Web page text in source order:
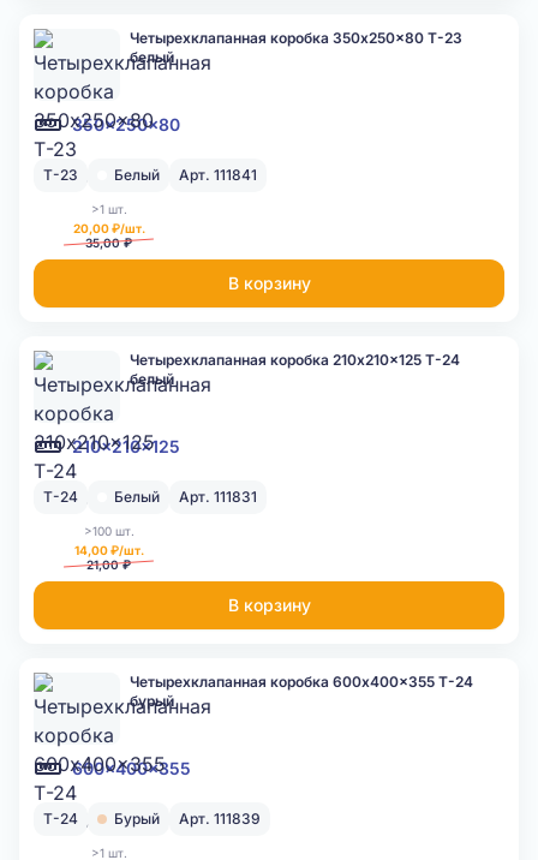
350x250x80
Четырехклапанная коробка 350x250x80 Т-23
белый
Т-23 Белый Арт. 111841
>1 шт.
20,00 ₽/шт.
35,00 ₽
В корзину
210x210x125
Четырехклапанная коробка 210x210x125 Т-24
белый
Т-24 Белый Арт. 111831
>100 шт.
14,00 ₽/шт.
21,00 ₽
В корзину
600x400x355
Четырехклапанная коробка 600x400x355 Т-24
бурый
Т-24 Бурый Арт. 111839
>1 шт.